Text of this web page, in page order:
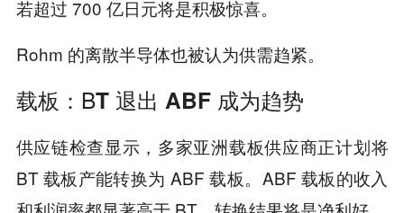
若超过 700 亿日元将是积极惊喜。
Rohm 的离散半导体也被认为供需趋紧。
载板：BT 退出 ABF 成为趋势
供应链检查显示，多家亚洲载板供应商正计划将
BT 载板产能转换为 ABF 载板。ABF 载板的收入